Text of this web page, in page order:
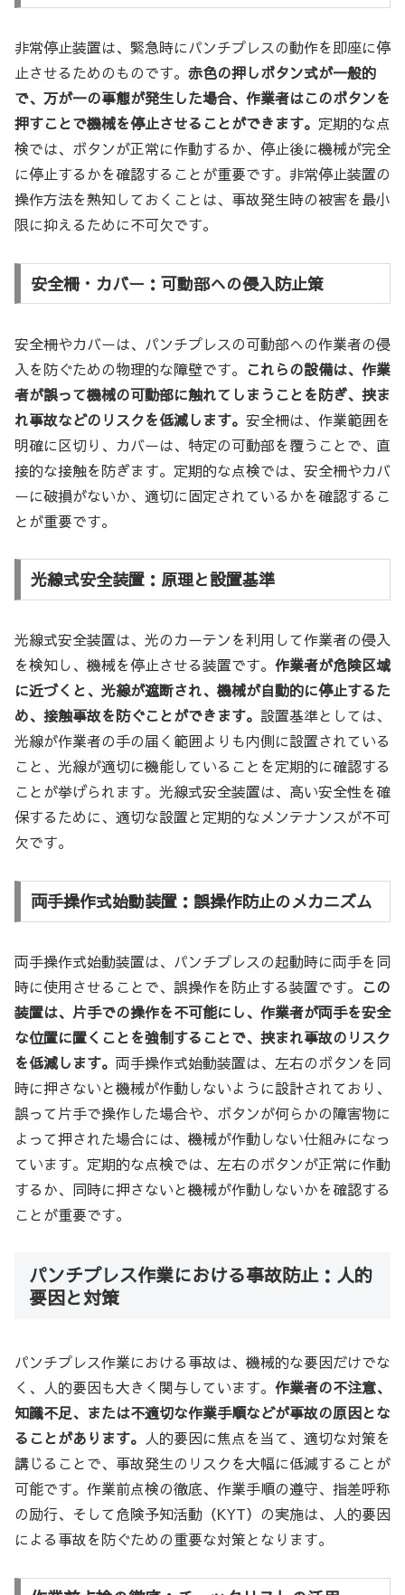
非常停止装置は、緊急時にパンチプレスの動作を即座に停
止させるためのものです。 赤色の押しボタン式が一般的
で、万が一の事態が発生した場合、作業者はこのボタンを
押すことで機械を停止させることができます。 定期的な点
検では、ボタンが正常に作動するか、停止後に機械が完全
に停止するかを確認することが重要です。非常停止装置の
操作方法を熟知しておくことは、事故発生時の被害を最小
限に抑えるために不可欠です。
安全柵・カバー：可動部への侵入防止策
安全柵やカバーは、パンチプレスの可動部への作業者の侵
入を防ぐための物理的な障壁です。 これらの設備は、作業
者が誤って機械の可動部に触れてしまうことを防ぎ、挟ま
れ事故などのリスクを低減します。 安全柵は、作業範囲を
明確に区切り、カバーは、特定の可動部を覆うことで、直
接的な接触を防ぎます。定期的な点検では、安全柵やカバ
ーに破損がないか、適切に固定されているかを確認するこ
とが重要です。
光線式安全装置：原理と設置基準
光線式安全装置は、光のカーテンを利用して作業者の侵入
を検知し、機械を停止させる装置です。 作業者が危険区域
に近づくと、光線が遮断され、機械が自動的に停止するた
め、接触事故を防ぐことができます。 設置基準としては、
光線が作業者の手の届く範囲よりも内側に設置されている
こと、光線が適切に機能していることを定期的に確認する
ことが挙げられます。光線式安全装置は、高い安全性を確
保するために、適切な設置と定期的なメンテナンスが不可
欠です。
両手操作式始動装置：誤操作防止のメカニズム
両手操作式始動装置は、パンチプレスの起動時に両手を同
時に使用させることで、誤操作を防止する装置です。 この
装置は、片手での操作を不可能にし、作業者が両手を安全
な位置に置くことを強制することで、挟まれ事故のリスク
を低減します。 両手操作式始動装置は、左右のボタンを同
時に押さないと機械が作動しないように設計されており、
誤って片手で操作した場合や、ボタンが何らかの障害物に
よって押された場合には、機械が作動しない仕組みになっ
ています。定期的な点検では、左右のボタンが正常に作動
するか、同時に押さないと機械が作動しないかを確認する
ことが重要です。
パンチプレス作業における事故防止：人的
要因と対策
パンチプレス作業における事故は、機械的な要因だけでな
く、人的要因も大きく関与しています。 作業者の不注意、
知識不足、または不適切な作業手順などが事故の原因とな
ることがあります。 人的要因に焦点を当て、適切な対策を
講じることで、事故発生のリスクを大幅に低減することが
可能です。作業前点検の徹底、作業手順の遵守、指差呼称
の励行、そして危険予知活動（KYT）の実施は、人的要因
による事故を防ぐための重要な対策となります。